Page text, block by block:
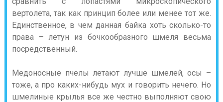
вертолета, так как принцип более или менее тот же.
Единственное, в чем данная байка хоть сколько-то
права – летун из бочкообразного шмеля весьма
посредственный.
Медоносные пчелы летают лучше шмелей, осы –
тоже, а про каких-нибудь мух и говорить нечего. Но
шмелиные крылья все же честно выполняют свою